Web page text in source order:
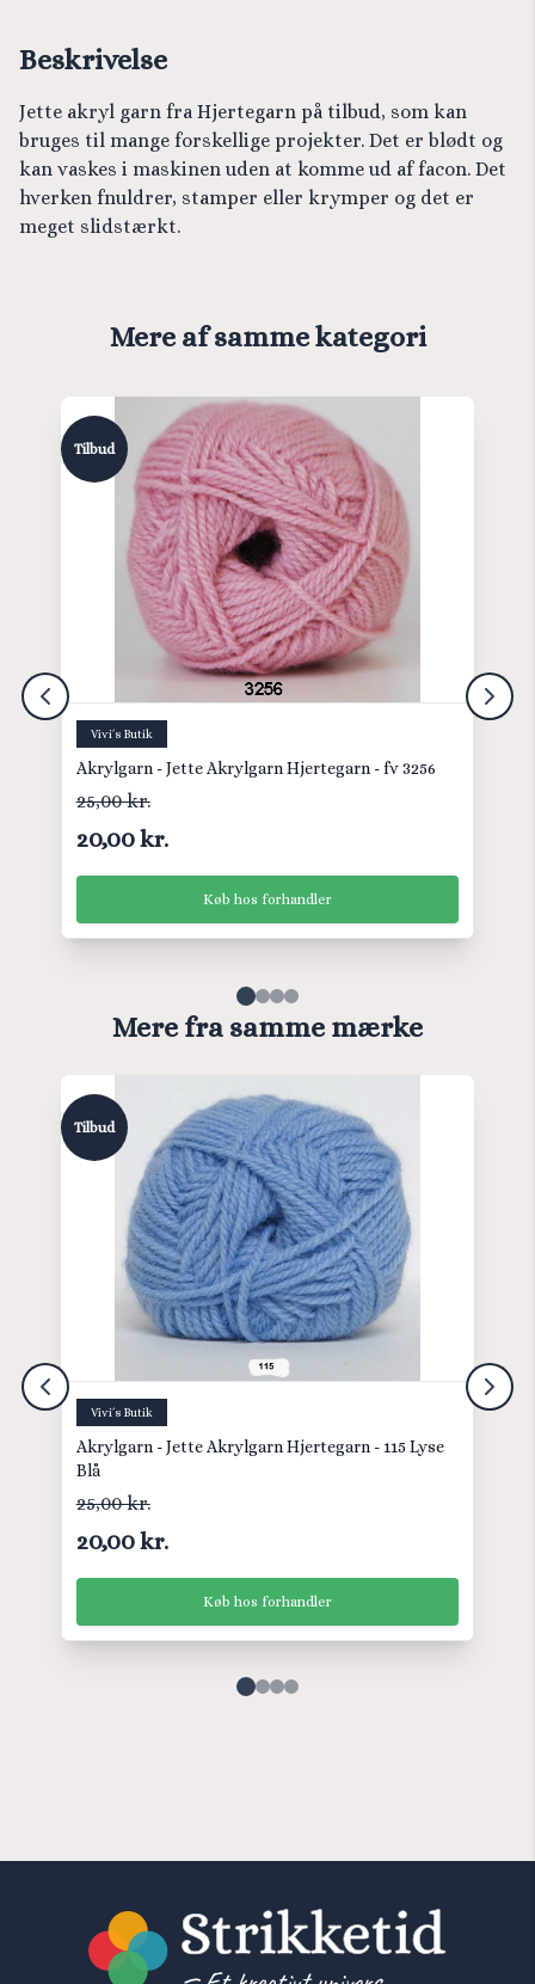
Beskrivelse
Jette akryl garn fra Hjertegarn på tilbud, som kan
bruges til mange forskellige projekter. Det er blødt og
kan vaskes i maskinen uden at komme ud af facon. Det
hverken fnuldrer, stamper eller krymper og det er
meget slidstærkt.
Mere af samme kategori
Tilbud
Vivi´s Butik
Akrylgarn - Jette Akrylgarn Hjertegarn - fv 3256
25,00 kr.
20,00 kr.
Køb hos forhandler
Mere fra samme mærke
Tilbud
Vivi´s Butik
Akrylgarn - Jette Akrylgarn Hjertegarn - 115 Lyse
Blå
25,00 kr.
20,00 kr.
Køb hos forhandler